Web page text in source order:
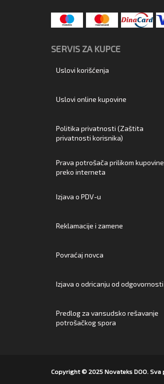
SERVIS ZA KUPCE
Uslovi korišćenja
Uslovi online kupovine
Politika privatnosti (Zaštita
privatnosti korisnika)
Prava potrošača prilikom kupovine
preko interneta
Izjava o PDV-u
Reklamacije i zamene
Povraćaj novca
Izjava o odricanju od odgovornosti
Predlog za vansudsko rešavanje
potrošačkog spora
Copyright © 2025 Novateks DOO. Sva